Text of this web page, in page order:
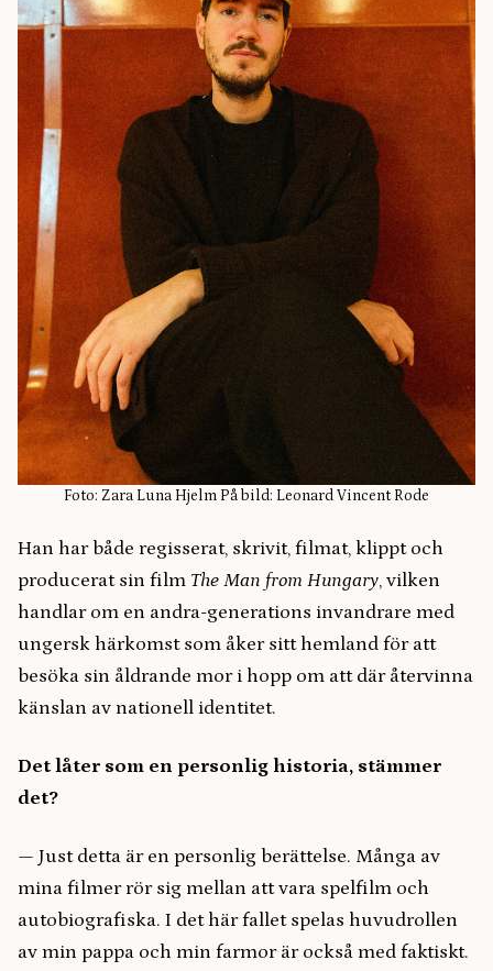
Foto: Zara Luna Hjelm På bild: Leonard Vincent Rode
Han har både regisserat, skrivit, filmat, klippt och
producerat sin film The Man from Hungary, vilken
handlar om en andra-generations invandrare med
ungersk härkomst som åker sitt hemland för att
besöka sin åldrande mor i hopp om att där återvinna
känslan av nationell identitet.
Det låter som en personlig historia, stämmer
det?
— Just detta är en personlig berättelse. Många av
mina filmer rör sig mellan att vara spelfilm och
autobiografiska. I det här fallet spelas huvudrollen
av min pappa och min farmor är också med faktiskt.